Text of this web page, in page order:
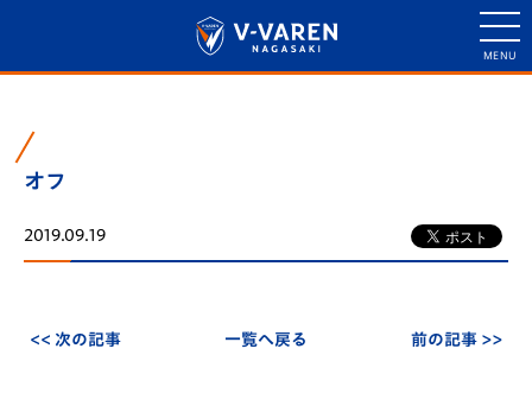
オフ
2019.09.19
<< 次の記事 一覧へ戻る 前の記事 >>